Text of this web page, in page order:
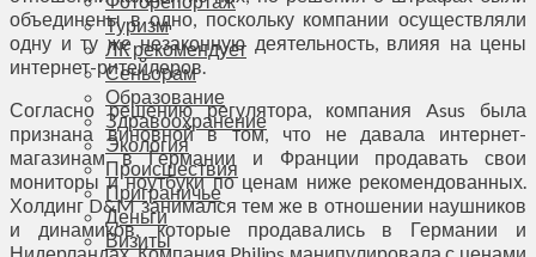
Туризм
ЛК рекомендует
Сеньорам
Образование
Здравоохранение
Экология
Происшествия
Приграничье
Деньги
Визиты
объединены в одно, поскольку компании осуществляли
одну и ту же незаконную деятельность, влияя на цены
интернет-ритейлеров.
Согласно решению регулятора, компания Asus была
признана виновной в том, что не давала интернет-
магазинам в Германии и Франции продавать свои
мониторы и ноутбуки по ценам ниже рекомендованных.
Холдинг D&M занимался тем же в отношении наушников
и динамиков, которые продавались в Германии и